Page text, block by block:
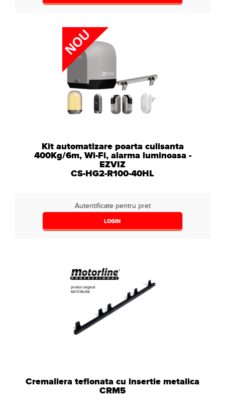
Kit automatizare poarta culisanta
400Kg/6m, Wi-Fi, alarma luminoasa -
EZVIZ
CS-HG2-R100-40HL
Autentificate pentru pret
LOGIN
Cremaliera teflonata cu insertie metalica
CRM5